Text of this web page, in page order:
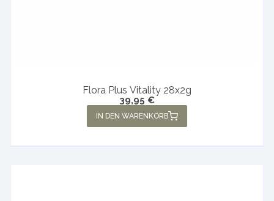
Flora Plus Vitality 28x2g
39,95 €
IN DEN WARENKORB